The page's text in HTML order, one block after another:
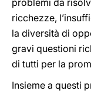
problemi da
ricchezze,
la diversità di
gravi questioni
di tutti per la
Insieme a questi